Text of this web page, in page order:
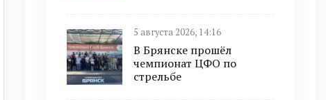
5 августа 2026, 14:16
В Брянске прошёл
чемпионат ЦФО по
стрельбе